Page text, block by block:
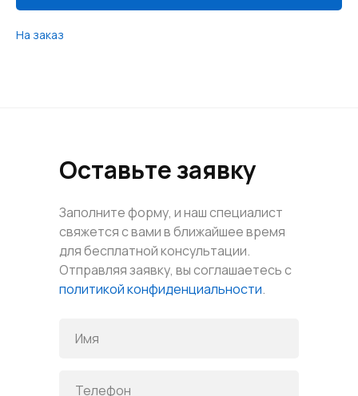
На заказ
Оставьте заявку
Заполните форму, и наш специалист
свяжется с вами в ближайшее время
для бесплатной консультации.
Отправляя заявку, вы соглашаетесь с
политикой конфиденциальности.